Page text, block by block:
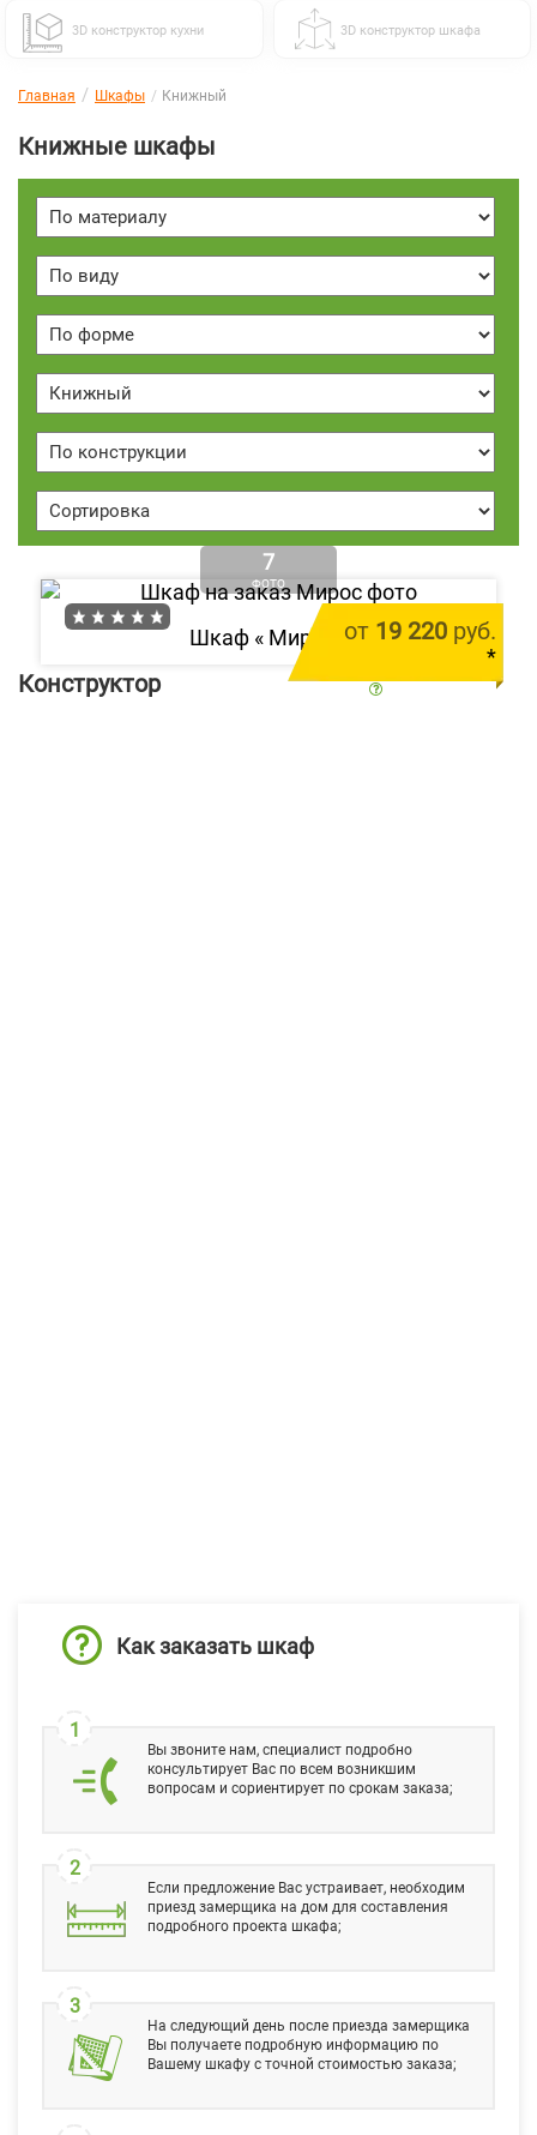
3D конструктор кухни 3D конструктор шкафа
Главная Шкафы Книжный
Книжные шкафы
7
ФОТО
от 19 220 руб.
*
Шкаф « Мирос »
Конструктор
Как заказать шкаф
1
Вы звоните нам, специалист подробно
консультирует Вас по всем возникшим
вопросам и сориентирует по срокам заказа;
2
Если предложение Вас устраивает, необходим
приезд замерщика на дом для составления
подробного проекта шкафа;
3
На следующий день после приезда замерщика
Вы получаете подробную информацию по
Вашему шкафу с точной стоимостью заказа;